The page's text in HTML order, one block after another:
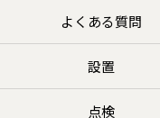
よくある質問
設置
点検